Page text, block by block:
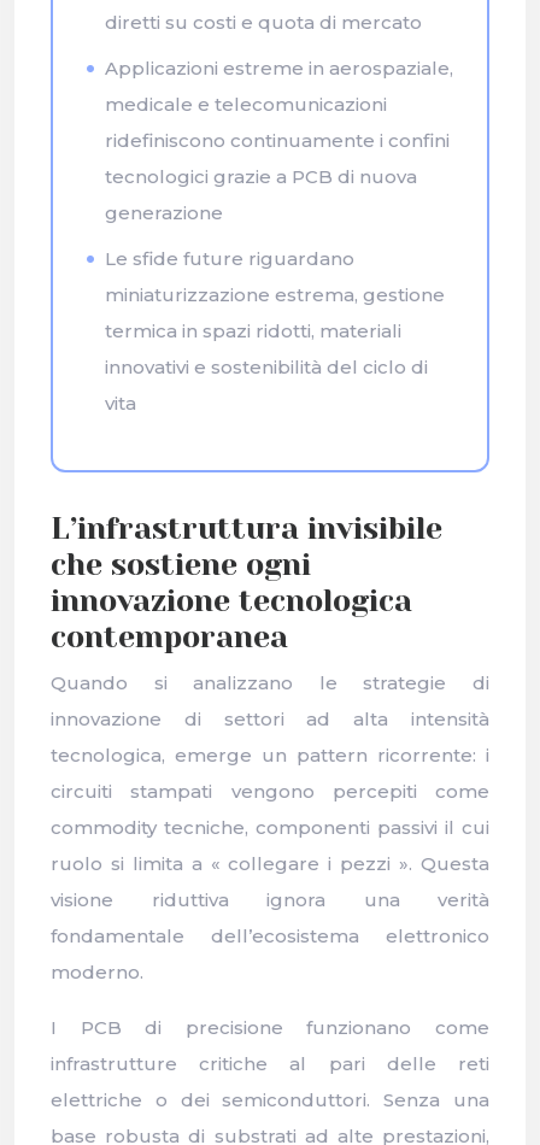
diretti su costi e quota di mercato
Applicazioni estreme in aerospaziale,
medicale e telecomunicazioni
ridefiniscono continuamente i confini
tecnologici grazie a PCB di nuova
generazione
Le sfide future riguardano
miniaturizzazione estrema, gestione
termica in spazi ridotti, materiali
innovativi e sostenibilità del ciclo di
vita
L’infrastruttura invisibile
che sostiene ogni
innovazione tecnologica
contemporanea
Quando si analizzano le strategie di
innovazione di settori ad alta intensità
tecnologica, emerge un pattern ricorrente: i
circuiti stampati vengono percepiti come
commodity tecniche, componenti passivi il cui
ruolo si limita a « collegare i pezzi ». Questa
visione riduttiva ignora una verità
fondamentale dell’ecosistema elettronico
moderno.
I PCB di precisione funzionano come
infrastrutture critiche al pari delle reti
elettriche o dei semiconduttori. Senza una
base robusta di substrati ad alte prestazioni,